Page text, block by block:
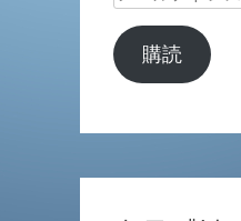
ル
ア
購読